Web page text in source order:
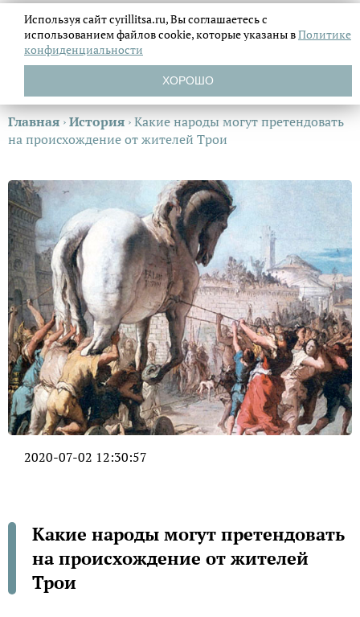
Главная ›История ›Какие народы могут претендовать
на происхождение от жителей Трои
2020-07-02 12:30:57
Какие народы могут претендовать
на происхождение от жителей
Трои
Используя сайт cyrillitsa.ru, Вы соглашаетесь с
использованием файловcookie, которые указаны вПолитике
конфиденциальности
ХОРОШО